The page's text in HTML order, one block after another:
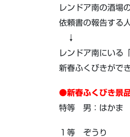
レンドア南の酒場
依頼書の報告する
↓
レンドア南にいる
新春ふくびきができ
●新春ふくびき景
特等 男：はかま
１等 ぞうり